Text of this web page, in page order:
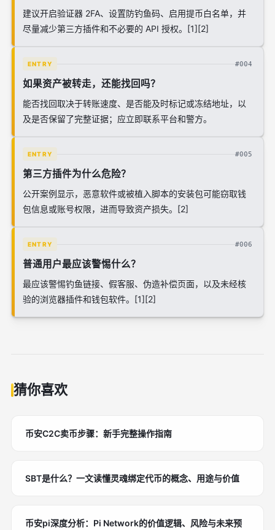
建议开启验证器 2FA、设置防钓鱼码、启用提币白名单，并
尽量减少第三方插件和不必要的 API 授权。[1][2]
ENTRY #004
如果资产被转走，还能找回吗？
能否找回取决于转账速度、是否能及时标记或冻结地址，以
及是否保留了完整证据；应立即联系平台和警方。
ENTRY #005
第三方插件为什么危险？
公开案例显示，恶意软件或被植入脚本的安装包可能窃取钱
包信息或账号权限，进而导致资产损失。[2]
ENTRY #006
普通用户最应该警惕什么？
最应该警惕钓鱼链接、假客服、伪造补偿页面，以及未经核
验的浏览器插件和钱包软件。[1][2]
猜你喜欢
币安C2C卖币步骤：新手完整操作指南
SBT是什么？一文读懂灵魂绑定代币的概念、用途与价值
币安pi深度分析：Pi Network的价值逻辑、风险与未来预